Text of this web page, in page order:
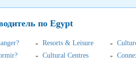
по Egypt
Resorts & Leisure
Cultural Centres